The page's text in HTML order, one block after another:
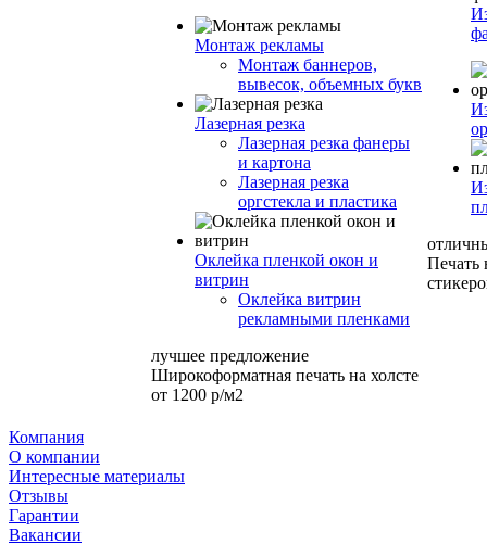
Монтаж рекламы
Монтаж баннеров,
вывесок, объемных букв
Лазерная резка
Лазерная резка фанеры
и картона
Лазерная резка
оргстекла и пластика
Оклейка пленкой окон и
витрин
Оклейка витрин
рекламными пленками
лучшее предложение
Широкоформатная печать на холсте
от 1200 р/м2
Печать
Компания
О компании
Интересные материалы
Отзывы
Гарантии
Вакансии